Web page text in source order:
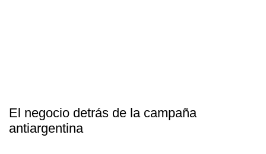
El negocio detrás de la campaña
antiargentina